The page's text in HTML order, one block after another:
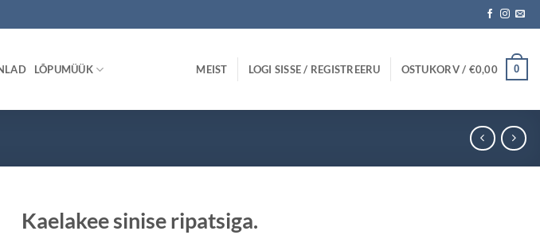
LÕPUMÜÜK MEIST LOGI SISSE / REGISTREERU OSTUKORV / €0,00 0
Kaelakee sinise ripatsiga.